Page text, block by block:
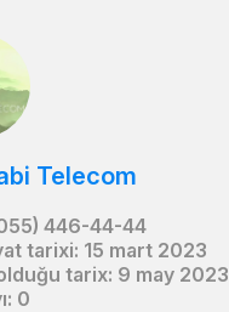
Telecom
446-44-44
tarixi: 15 mart 2023
tarix: 9 may 2023
0